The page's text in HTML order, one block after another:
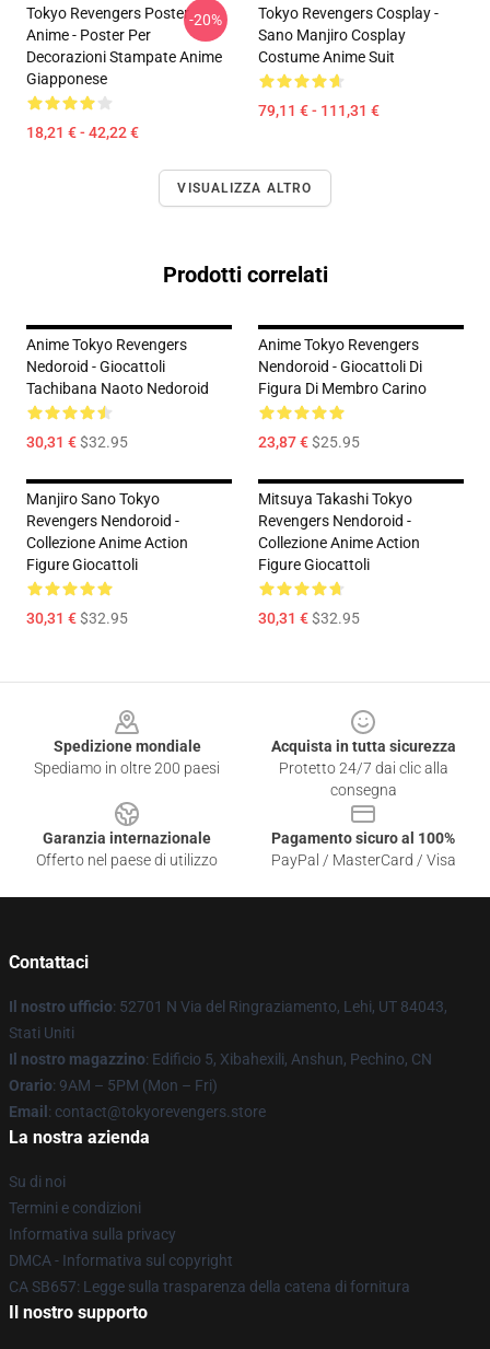
Tokyo Revengers Poster
Anime - Poster Per
Decorazioni Stampate Anime
Giapponese
18,21 € - 42,22 €
-20%
Tokyo Revengers Cosplay -
Sano Manjiro Cosplay
Costume Anime Suit
79,11 € - 111,31 €
VISUALIZZA ALTRO
Prodotti correlati
Anime Tokyo Revengers
Nedoroid - Giocattoli
Tachibana Naoto Nedoroid
30,31 €$32.95
Anime Tokyo Revengers
Nendoroid - Giocattoli Di
Figura Di Membro Carino
23,87 €$25.95
Manjiro Sano Tokyo
Revengers Nendoroid -
Collezione Anime Action
Figure Giocattoli
30,31 €$32.95
Mitsuya Takashi Tokyo
Revengers Nendoroid -
Collezione Anime Action
Figure Giocattoli
30,31 €$32.95
Spedizione mondiale
Spediamo in oltre 200 paesi
Acquista in tutta sicurezza
Protetto 24/7 dai clic alla
consegna
Garanzia internazionale
Offerto nel paese di utilizzo
Pagamento sicuro al 100%
PayPal / MasterCard / Visa
Contattaci
Il nostro ufficio: 52701 N Via del Ringraziamento, Lehi, UT 84043,
Stati Uniti
Il nostro magazzino: Edificio 5, Xibahexili, Anshun, Pechino, CN
Orario: 9AM – 5PM (Mon – Fri)
Email : contact@tokyorevengers.store
La nostra azienda
Su di noi
Termini e condizioni
Informativa sulla privacy
DMCA - Informativa sul copyright
CA SB657: Legge sulla trasparenza della catena di fornitura
Il nostro supporto